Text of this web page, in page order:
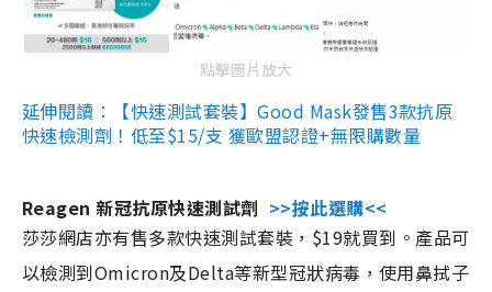
點擊圖片放大
延伸閱讀：【快速測試套裝】Good Mask發售3款抗原
快速檢測劑！低至$15/支 獲歐盟認證+無限購數量
Reagen 新冠抗原快速測試劑 >>按此選購<<
莎莎網店亦有售多款快速測試套裝，$19就買到。產品可
以檢測到Omicron及Delta等新型冠狀病毒，使用鼻拭子